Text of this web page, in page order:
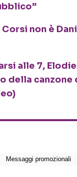
Corsi non è
alle 7,
della canzone